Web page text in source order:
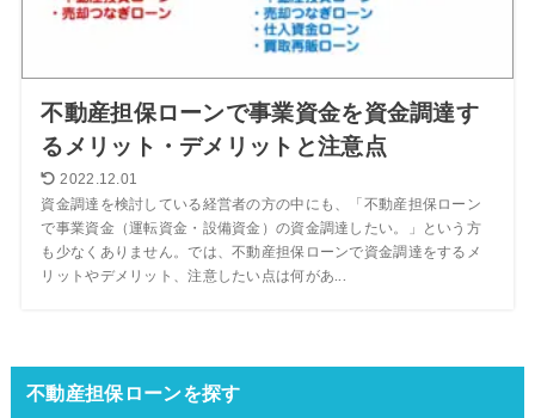
不動産担保ローンで事業資金を資金調達す
るメリット・デメリットと注意点
2022.12.01
資金調達を検討している経営者の方の中にも、「不動産担保ローン
で事業資金（運転資金・設備資金）の資金調達したい。」という方
も少なくありません。では、不動産担保ローンで資金調達をするメ
リットやデメリット、注意したい点は何があ...
不動産担保ローンを探す